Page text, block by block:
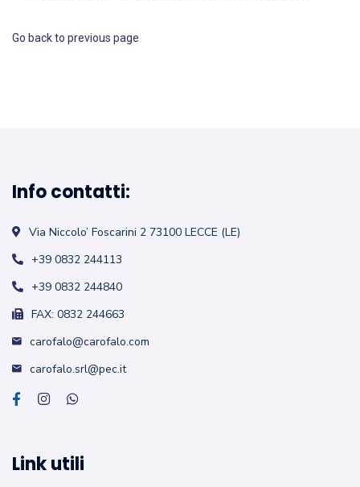
Go back to previous page
Info contatti:
Via Niccolo’ Foscarini 2 73100 LECCE (LE)
+39 0832 244113
+39 0832 244840
FAX: 0832 244663
carofalo@carofalo.com
carofalo.srl@pec.it
Link utili